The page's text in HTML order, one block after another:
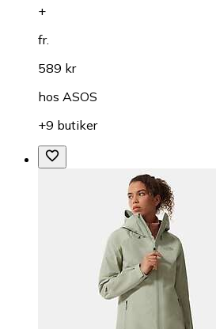
+
fr.
589 kr
hos ASOS
+9 butiker